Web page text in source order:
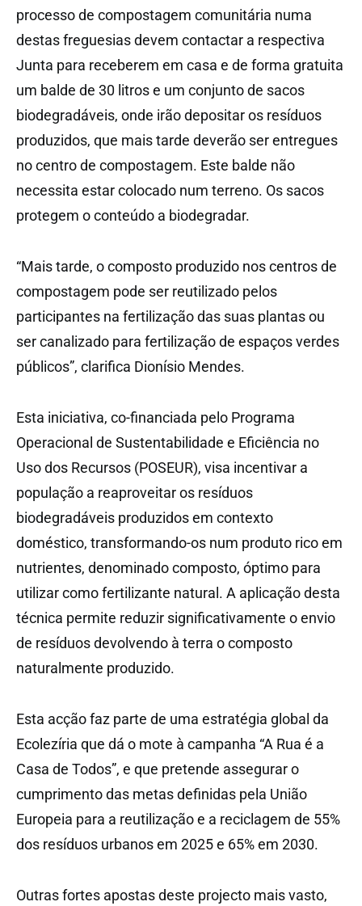
processo de compostagem comunitária numa
destas freguesias devem contactar a respectiva
Junta para receberem em casa e de forma gratuita
um balde de 30 litros e um conjunto de sacos
biodegradáveis, onde irão depositar os resíduos
produzidos, que mais tarde deverão ser entregues
no centro de compostagem. Este balde não
necessita estar colocado num terreno. Os sacos
protegem o conteúdo a biodegradar.
“Mais tarde, o composto produzido nos centros de
compostagem pode ser reutilizado pelos
participantes na fertilização das suas plantas ou
ser canalizado para fertilização de espaços verdes
públicos”, clarifica Dionísio Mendes.
Esta iniciativa, co-financiada pelo Programa
Operacional de Sustentabilidade e Eficiência no
Uso dos Recursos (POSEUR), visa incentivar a
população a reaproveitar os resíduos
biodegradáveis produzidos em contexto
doméstico, transformando-os num produto rico em
nutrientes, denominado composto, óptimo para
utilizar como fertilizante natural. A aplicação desta
técnica permite reduzir significativamente o envio
de resíduos devolvendo à terra o composto
naturalmente produzido.
Esta acção faz parte de uma estratégia global da
Ecolezíria que dá o mote à campanha “A Rua é a
Casa de Todos”, e que pretende assegurar o
cumprimento das metas definidas pela União
Europeia para a reutilização e a reciclagem de 55%
dos resíduos urbanos em 2025 e 65% em 2030.
Outras fortes apostas deste projecto mais vasto,